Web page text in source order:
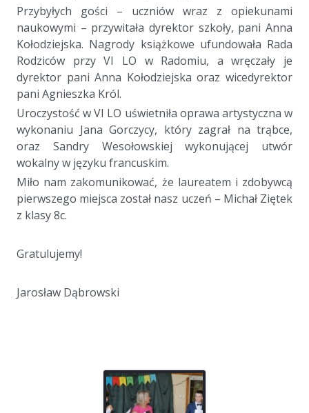
Przybyłych gości – uczniów wraz z opiekunami
naukowymi – przywitała dyrektor szkoły, pani Anna
Kołodziejska. Nagrody książkowe ufundowała Rada
Rodziców przy VI LO w Radomiu, a wręczały je
dyrektor pani Anna Kołodziejska oraz wicedyrektor
pani Agnieszka Król.
Uroczystość w VI LO uświetniła oprawa artystyczna w
wykonaniu Jana Gorczycy, który zagrał na trąbce,
oraz Sandry Wesołowskiej wykonującej utwór
wokalny w języku francuskim.
Miło nam zakomunikować, że laureatem i zdobywcą
pierwszego miejsca został nasz uczeń – Michał Ziętek
z klasy 8c.
Gratulujemy!
Jarosław Dąbrowski